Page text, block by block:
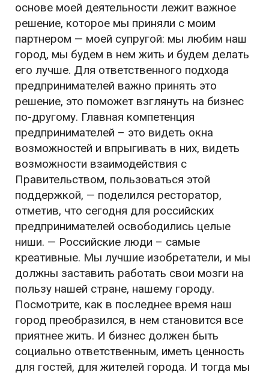
основе моей деятельности лежит важное
решение, которое мы приняли с моим
партнером — моей супругой: мы любим наш
город, мы будем в нем жить и будем делать
его лучше. Для ответственного подхода
предпринимателей важно принять это
решение, это поможет взглянуть на бизнес
по-другому. Главная компетенция
предпринимателей – это видеть окна
возможностей и впрыгивать в них, видеть
возможности взаимодействия с
Правительством, пользоваться этой
поддержкой, — поделился ресторатор,
отметив, что сегодня для российских
предпринимателей освободились целые
ниши. — Российские люди – самые
креативные. Мы лучшие изобретатели, и мы
должны заставить работать свои мозги на
пользу нашей стране, нашему городу.
Посмотрите, как в последнее время наш
город преобразился, в нем становится все
приятнее жить. И бизнес должен быть
социально ответственным, иметь ценность
для гостей, для жителей города. И тогда мы